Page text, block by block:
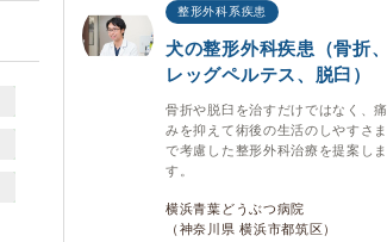
整形外科系疾患
犬の整形外科疾患（骨折、
レッグペルテス、脱臼）
骨折や脱臼を治すだけではなく、痛
みを抑えて術後の生活のしやすさま
で考慮した整形外科治療を提案しま
す。
横浜青葉どうぶつ病院
（神奈川県 横浜市都筑区）